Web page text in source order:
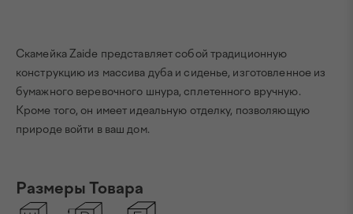
Скамейка Zaide представляет собой традиционную
конструкцию из массива дуба и сиденье, изготовленное из
бумажного веревочного шнура, сплетенного вручную.
Кроме того, он имеет идеальную отделку, позволяющую
природе войти в ваш дом.
Размеры Товара